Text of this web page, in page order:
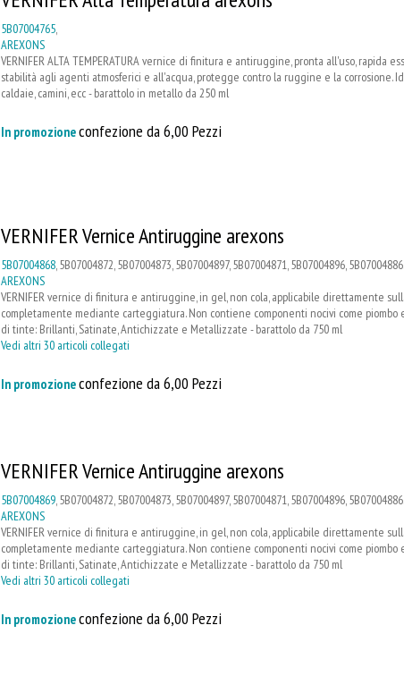
5B07004765,
AREXONS
VERNIFER ALTA TEMPERATURA vernice di finitura e antiruggine, pronta all'uso, rapida
stabilità agli agenti atmosferici e all'acqua, protegge contro la ruggine e la corrosione.
caldaie, camini, ecc - barattolo in metallo da 250 ml
In promozioneconfezione da 6,00 Pezzi
VERNIFER Vernice Antiruggine arexons
5B07004868, 5B07004872, 5B07004873, 5B07004897, 5B07004871, 5B07004896,
AREXONS
VERNIFER vernice di finitura e antiruggine, in gel, non cola, applicabile direttamente
completamente mediante carteggiatura. Non contiene componenti nocivi come piombo
di tinte: Brillanti, Satinate, Antichizzate e Metallizzate - barattolo da 750 ml
Vedi altri 30 articoli collegati
In promozioneconfezione da 6,00 Pezzi
VERNIFER Vernice Antiruggine arexons
5B07004869, 5B07004872, 5B07004873, 5B07004897, 5B07004871, 5B07004896,
AREXONS
VERNIFER vernice di finitura e antiruggine, in gel, non cola, applicabile direttamente
completamente mediante carteggiatura. Non contiene componenti nocivi come piombo
di tinte: Brillanti, Satinate, Antichizzate e Metallizzate - barattolo da 750 ml
Vedi altri 30 articoli collegati
In promozioneconfezione da 6,00 Pezzi